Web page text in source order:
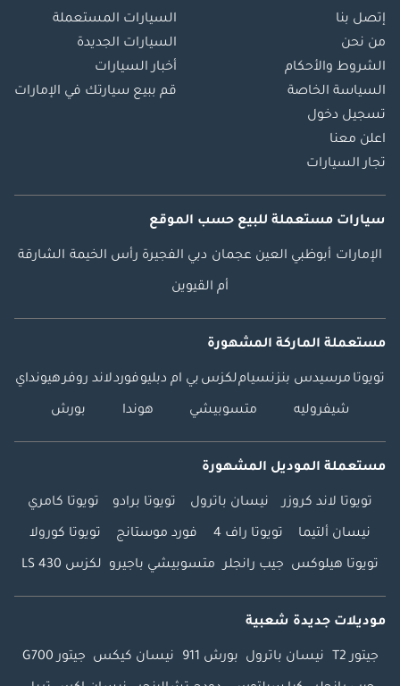
إتصل بنا
من نحن
الشروط والأحكام
السياسة الخاصة
تسجيل دخول
اعلن معنا
تجار السيارات
السيارات المستعملة
السيارات الجديدة
أخبار السيارات
قم ببيع سيارتك في الإمارات
سيارات مستعملة للبيع حسب الموقع
الإمارات أبوظبي العين عجمان دبي الفجيرة رأس الخيمة الشارقة
أم القيوين
مستعملة الماركة المشهورة
تويوتا مرسيدس بنزنسياملكزس بي ام دبليوفوردلاند روفرهيونداي
شيفروليه متسوبيشي هوندا بورش
مستعملة الموديل المشهورة
تويوتا لاند كروزر نيسان باترول تويوتا برادو تويوتا كامري
نيسان ألتيما تويوتا راف 4 فورد موستانج تويوتا كورولا
تويوتا هيلوكس جيب رانجلر متسوبيشي باجيرو لكزس LS 430
موديلات جديدة شعبية
جيتور T2 نيسان باترول بورش 911 نيسان كيكس جيتور G700